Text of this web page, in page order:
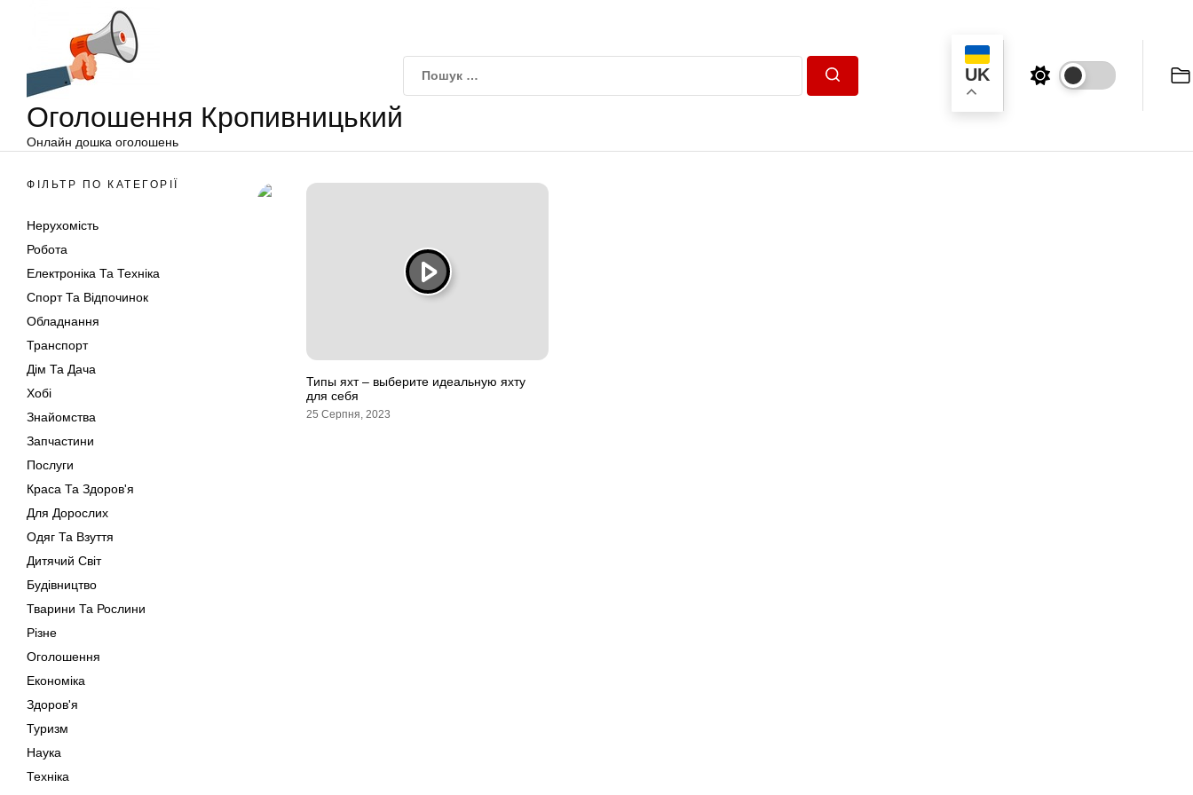
Оголошення Кропивницький
Онлайн дошка оголошень
UK
ФІЛЬТР ПО КАТЕГОРІЇ
Нерухомість
Робота
Електроніка Та Техніка
Спорт Та Відпочинок
Обладнання
Транспорт
Дім Та Дача
Хобі
Знайомства
Запчастини
Послуги
Краса Та Здоров'я
Для Дорослих
Одяг Та Взуття
Дитячий Світ
Будівництво
Тварини Та Рослини
Різне
Оголошення
Економіка
Здоров'я
Туризм
Наука
Техніка
Типы яхт – выберите идеальную яхту
для себя
25 Серпня, 2023